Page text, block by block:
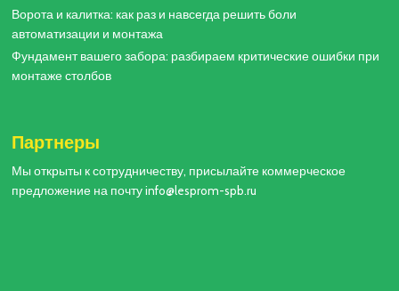
Ворота и калитка: как раз и навсегда решить боли
автоматизации и монтажа
Фундамент вашего забора: разбираем критические ошибки при
монтаже столбов
Партнеры
Мы открыты к сотрудничеству, присылайте коммерческое
предложение на почту info@lesprom-spb.ru